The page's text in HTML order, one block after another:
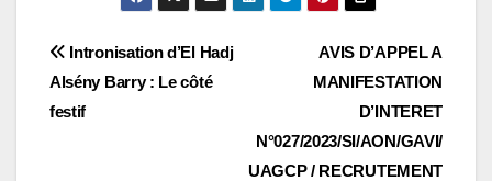
Navigation
de
AVIS D’APPEL A
MANIFESTATION
D’INTERET
N°027/2023/SI/AON/GAVI/
UAGCP / RECRUTEMENT
Intronisation d’El Hadj
Alsény Barry : Le côté
festif